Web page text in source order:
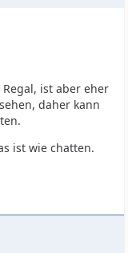
ist aber eher
daher kann
ist wie chatten.